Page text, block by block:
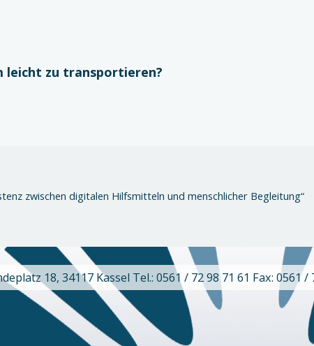
leicht zu transportieren?
zwischen digitalen Hilfsmitteln und menschlicher Begleitung“
18, 34117 Kassel Tel.: 0561 / 72 98 71 61 Fax: 0561